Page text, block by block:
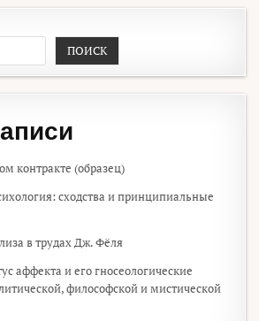
ПОИСК
контракте (образец)
сходства и принципиальные
в трудах Дж. Фёля
аффекта и его гносеологические
философской и мистической